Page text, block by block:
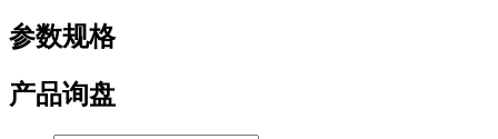
参数规格
产品询盘